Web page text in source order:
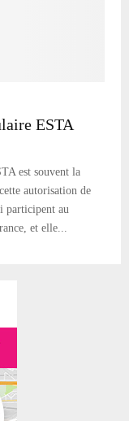
ESTA
est souvent la
autorisation de
participent au
et elle...